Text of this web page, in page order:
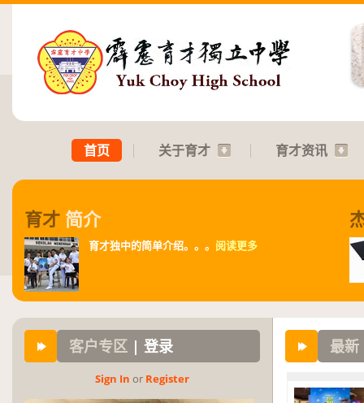
首页 关于育才 育才资讯
育才 简介
育才独中的简单介绍。。。 阅读更多
客户专区 | 登录
Sign In or Reg­is­ter
最新